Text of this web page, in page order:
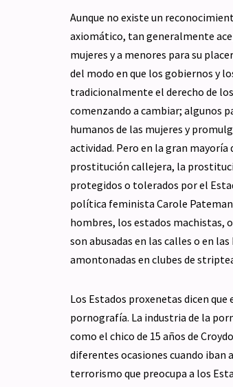
Aunque no existe un
axiomático, tan generalmente
mujeres y a menores para su
del modo en que los gobiernos y
tradicionalmente el derecho de
comenzando a cambiar; algunos
humanos de las mujeres y
actividad. Pero en la gran mayoría
prostitución callejera, la
protegidos o tolerados por el
política feminista Carole
hombres, los estados machistas,
son abusadas en las calles o en
amontonadas en clubes de
Los Estados proxenetas dicen
pornografía. La industria de la
como el chico de 15 años de
diferentes ocasiones cuando iban
terrorismo que preocupa a los